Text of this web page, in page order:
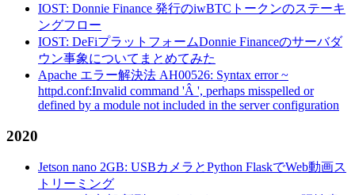
IOST: Donnie Finance 発行のiwBTCトークンのステーキ
ングフロー
IOST: DeFiプラットフォームDonnie Financeのサーバダ
ウン事象についてまとめてみた
Apache エラー解決法 AH00526: Syntax error ~
httpd.conf:Invalid command 'Â ', perhaps misspelled or
defined by a module not included in the server configuration
2020
Jetson nano 2GB: USBカメラとPython FlaskでWeb動画ス
トリーミング